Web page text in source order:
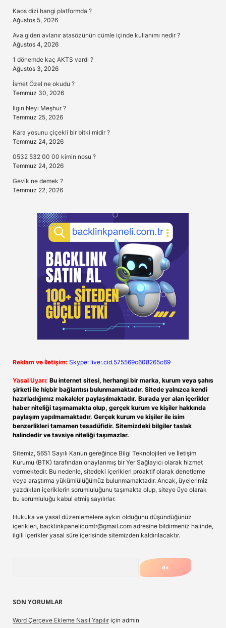
Kaos dizi hangi platformda ?
Ağustos 5, 2026
Ava giden avlanır atasözünün cümle içinde kullanımı nedir ?
Ağustos 4, 2026
1 dönemde kaç AKTS vardı ?
Ağustos 3, 2026
İsmet Özel ne okudu ?
Temmuz 30, 2026
Ilgın Neyi Meşhur ?
Temmuz 25, 2026
Kara yosunu çiçekli bir bitki midir ?
Temmuz 24, 2026
0532 532 00 00 kimin nosu ?
Temmuz 24, 2026
Gevik ne demek ?
Temmuz 22, 2026
Reklam ve İletişim: Skype: live:.cid.575569c608265c69
Yasal Uyarı: Bu internet sitesi, herhangi bir marka, kurum veya şahıs
şirketi ile hiçbir bağlantısı bulunmamaktadır. Sitede yalnızca kendi
hazırladığımız makaleler paylaşılmaktadır. Burada yer alan içerikler
haber niteliği taşımamakta olup, gerçek kurum ve kişiler hakkında
paylaşım yapılmamaktadır. Gerçek kurum ve kişiler ile isim
benzerlikleri tamamen tesadüfidir. Sitemizdeki bilgiler taslak
halindedir ve tavsiye niteliği taşımazlar.
Sitemiz, 5651 Sayılı Kanun gereğince Bilgi Teknolojileri ve İletişim
Kurumu (BTK) tarafından onaylanmış bir Yer Sağlayıcı olarak hizmet
vermektedir. Bu nedenle, sitedeki içerikleri proaktif olarak denetleme
veya araştırma yükümlülüğümüz bulunmamaktadır. Ancak, üyelerimiz
yazdıkları içeriklerin sorumluluğunu taşımakta olup, siteye üye olarak
bu sorumluluğu kabul etmiş sayılırlar.
Hukuka ve yasal düzenlemelere aykırı olduğunu düşündüğünüz
içerikleri, backlinkpanelicomtr@gmail.com adresine bildirmeniz halinde,
ilgili içerikler yasal süre içerisinde sitemizden kaldırılacaktır.
SON YORUMLAR
Word Çerçeve Ekleme Nasıl Yapılır için admin